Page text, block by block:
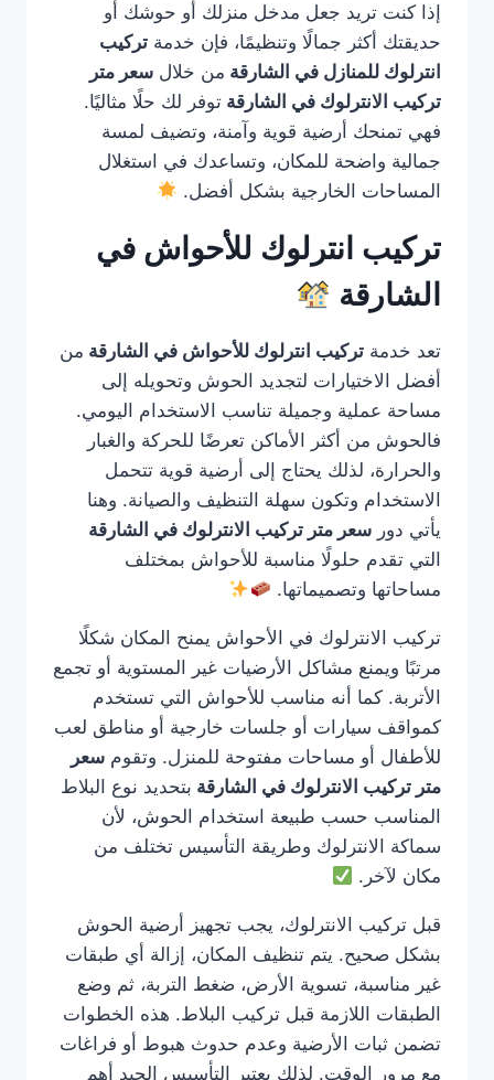
إذا كنت تريد جعل مدخل منزلك أو حوشك أو
حديقتك أكثر جمالًا وتنظيمًا، فإن خدمة تركيب
انترلوك للمنازل في الشارقة من خلال سعر متر
تركيب الانترلوك في الشارقة توفر لك حلًا مثاليًا.
فهي تمنحك أرضية قوية وآمنة، وتضيف لمسة
جمالية واضحة للمكان، وتساعدك في استغلال
المساحات الخارجية بشكل أفضل.
تركيب انترلوك للأحواش في
الشارقة
تعد خدمة تركيب انترلوك للأحواش في الشارقة من
أفضل الاختيارات لتجديد الحوش وتحويله إلى
مساحة عملية وجميلة تناسب الاستخدام اليومي.
فالحوش من أكثر الأماكن تعرضًا للحركة والغبار
والحرارة، لذلك يحتاج إلى أرضية قوية تتحمل
الاستخدام وتكون سهلة التنظيف والصيانة. وهنا
يأتي دور سعر متر تركيب الانترلوك في الشارقة
التي تقدم حلولًا مناسبة للأحواش بمختلف
مساحاتها وتصميماتها.
تركيب الانترلوك في الأحواش يمنح المكان شكلًا
مرتبًا ويمنع مشاكل الأرضيات غير المستوية أو تجمع
الأتربة. كما أنه مناسب للأحواش التي تستخدم
كمواقف سيارات أو جلسات خارجية أو مناطق لعب
للأطفال أو مساحات مفتوحة للمنزل. وتقوم سعر
متر تركيب الانترلوك في الشارقة بتحديد نوع البلاط
المناسب حسب طبيعة استخدام الحوش، لأن
سماكة الانترلوك وطريقة التأسيس تختلف من
مكان لآخر.
قبل تركيب الانترلوك، يجب تجهيز أرضية الحوش
بشكل صحيح. يتم تنظيف المكان، إزالة أي طبقات
غير مناسبة، تسوية الأرض، ضغط التربة، ثم وضع
الطبقات اللازمة قبل تركيب البلاط. هذه الخطوات
تضمن ثبات الأرضية وعدم حدوث هبوط أو فراغات
مع مرور الوقت. لذلك يعتبر التأسيس الجيد أهم